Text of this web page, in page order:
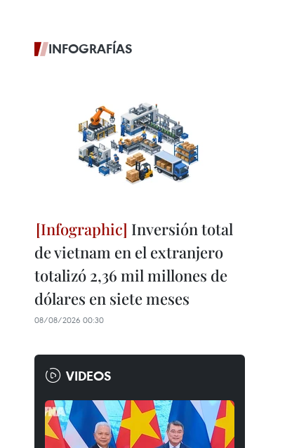
INFOGRAFÍAS
Inversión total
de vietnam en el extranjero
totalizó 2,36 mil millones de
dólares en siete meses
08/08/2026 00:30
VIDEOS